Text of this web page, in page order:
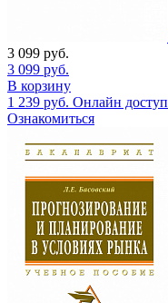
3 099 руб.
3 099 руб.
В корзину
1 239 руб. Онлайн доступ
Ознакомиться